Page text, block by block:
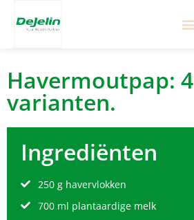
Havermoutpap: 4
varianten.
Ingrediënten
250 g havervlokken
700 ml plantaardige melk